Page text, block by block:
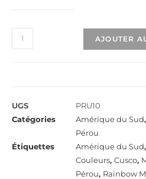
AJOUTER
UGS
PRU10
Catégories
Amérique du Sud,
Pérou
Étiquettes
Amérique du Sud,
Couleurs, Cusco,
Pérou, Rainbow